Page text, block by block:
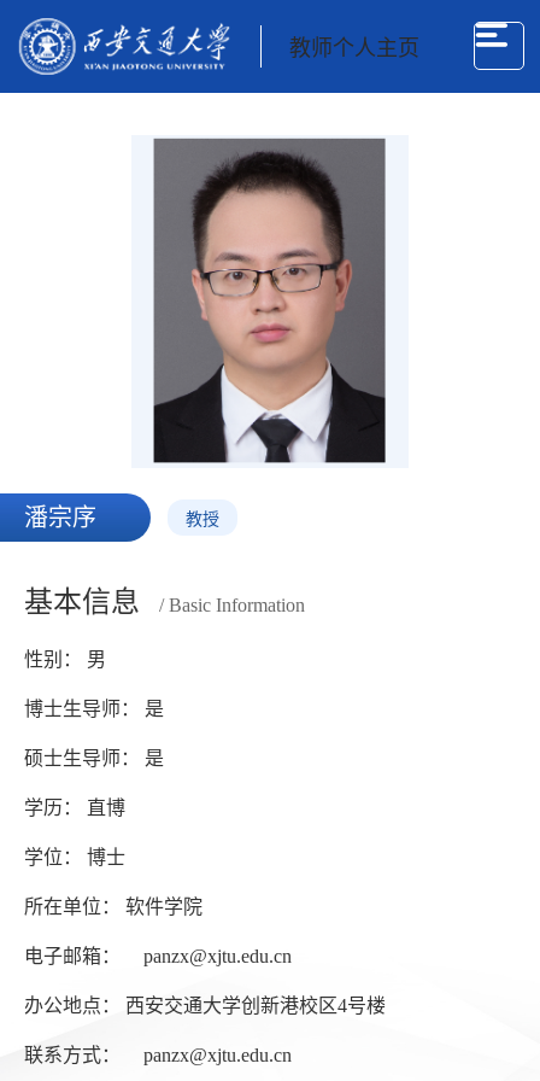
教师个人主页
潘宗序 教授
基本信息 / Basic Information
性别： 男
博士生导师： 是
硕士生导师： 是
学历： 直博
学位： 博士
所在单位： 软件学院
电子邮箱： panzx@xjtu.edu.cn
办公地点： 西安交通大学创新港校区4号楼
联系方式： panzx@xjtu.edu.cn